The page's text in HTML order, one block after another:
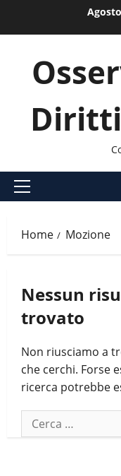
Menu
Home Mozione
Nessun
trovato
Non riusciamo a
che cerchi. Forse
ricerca potrebbe
Ricerca
per: